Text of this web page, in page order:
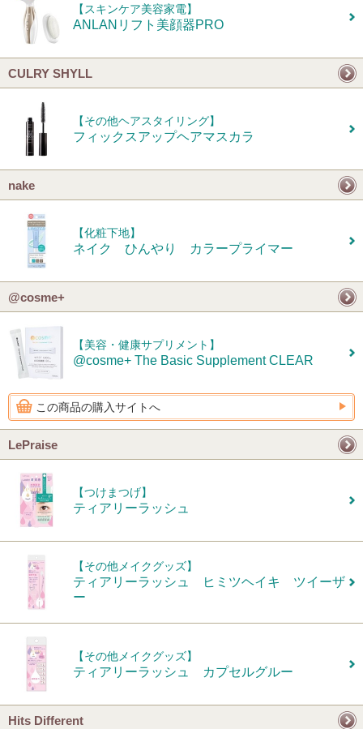
【スキンケア美容家電】
ANLANリフト美顔器PRO
CULRY SHYLL
【その他ヘアスタイリング】
フィックスアップヘアマスカラ
nake
【化粧下地】
ネイク ひんやり カラープライマー
@cosme+
【美容・健康サプリメント】
@cosme+ The Basic Supplement CLEAR
この商品の購入サイトへ
LePraise
【つけまつげ】
ティアリーラッシュ
【その他メイクグッズ】
ティアリーラッシュ ヒミツヘイキ ツイーザ
ー
【その他メイクグッズ】
ティアリーラッシュ カプセルグルー
Hits Different